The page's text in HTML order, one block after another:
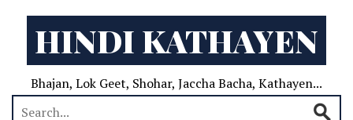
HINDI KATHAYEN
Bhajan, Lok Geet, Shohar, Jaccha Bacha, Kathayen...